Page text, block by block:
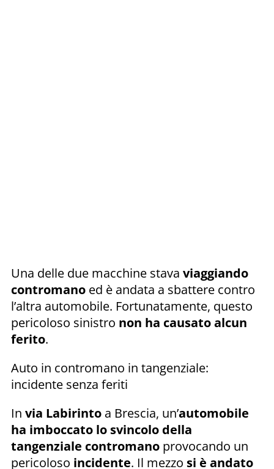
Una delle due macchine stava viaggiando
contromano ed è andata a sbattere contro
l’altra automobile. Fortunatamente, questo
pericoloso sinistro non ha causato alcun
ferito.
Auto in contromano in tangenziale:
incidente senza feriti
In via Labirinto a Brescia, un’automobile
ha imboccato lo svincolo della
tangenziale contromano provocando un
pericoloso incidente. Il mezzo si è andato